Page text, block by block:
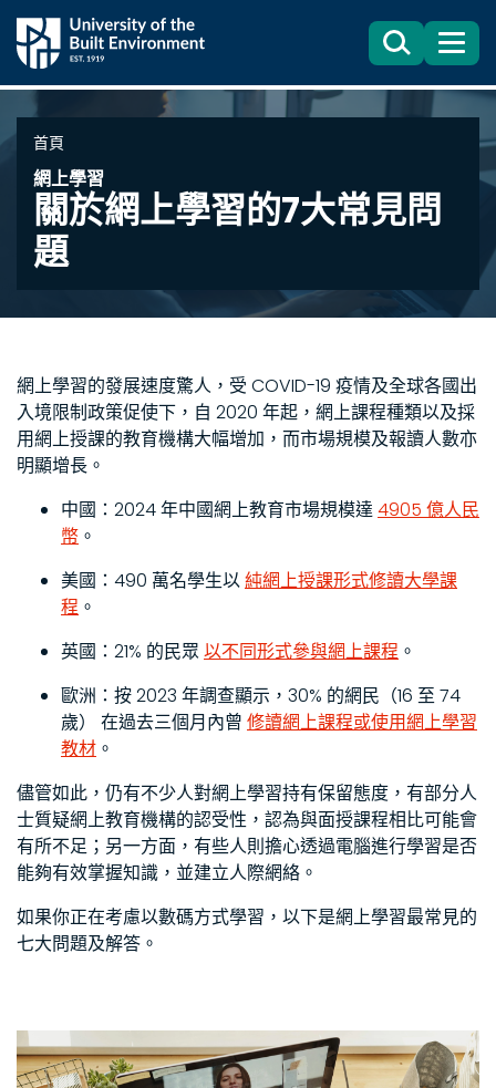
Search
目
錄
首頁
網上學習
關於網上學習的7大常見問
題
網上學習的發展速度驚人，受 COVID-19 疫情及全球各國出
入境限制政策促使下，自 2020 年起，網上課程種類以及採
用網上授課的教育機構大幅增加，而市場規模及報讀人數亦
明顯增長。
中國：2024 年中國網上教育市場規模達4905 億人民
幣 。
美國：490 萬名學生以純網上授課形式修讀大學課
程 。
英國：21% 的民眾 以不同形式參與網上課程 。
歐洲：按 2023 年調查顯示，30% 的網民（16 至 74
歲） 在過去三個月內曾 修讀網上課程或使用網上學習
教材 。
儘管如此，仍有不少人對網上學習持有保留態度，有部分人
士質疑網上教育機構的認受性，認為與面授課程相比可能會
有所不足；另一方面，有些人則擔心透過電腦進行學習是否
能夠有效掌握知識，並建立人際網絡。
如果你正在考慮以數碼方式學習，以下是網上學習最常見的
七大問題及解答。